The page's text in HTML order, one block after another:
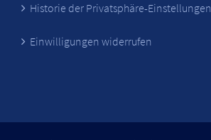
Historie der Privatsphäre-Einstellungen
Einwilligungen widerrufen